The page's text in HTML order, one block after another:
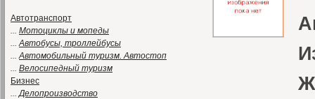
Автотранспорт
... Мотоциклы и мопеды
...Автобусы, троллейбусы
...Автомобильный туризм. Автостоп
... Велосипедный туризм
Бизнес
...Делопроизводство